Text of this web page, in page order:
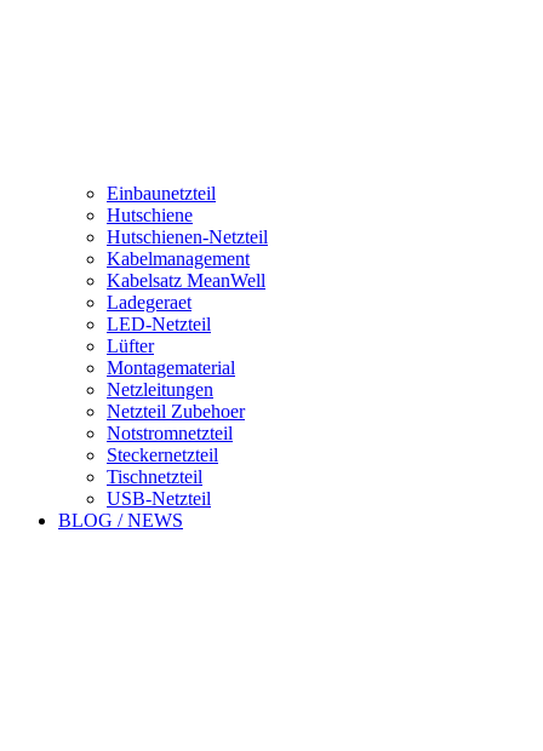
Einbaunetzteil
Hutschiene
Hutschienen-Netzteil
Kabelmanagement
Kabelsatz MeanWell
Ladegeraet
LED-Netzteil
Lüfter
Montagematerial
Netzleitungen
Netzteil Zubehoer
Notstromnetzteil
Steckernetzteil
Tischnetzteil
USB-Netzteil
BLOG / NEWS